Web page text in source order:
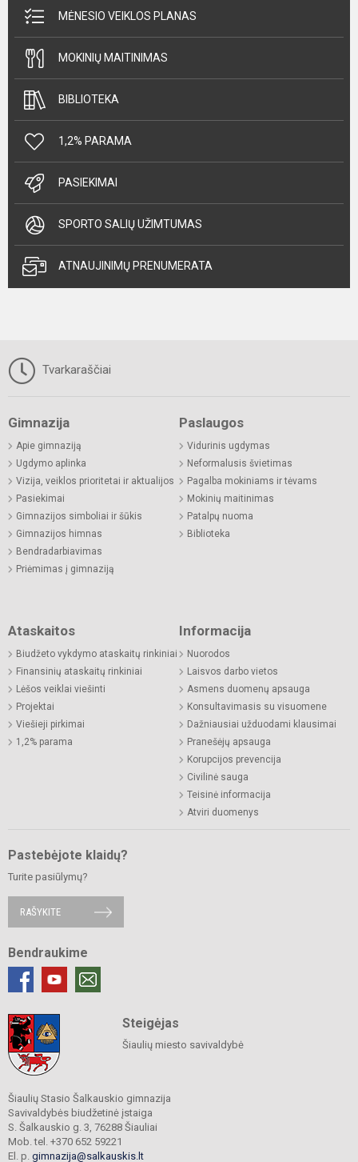
MĖNESIO VEIKLOS PLANAS
MOKINIŲ MAITINIMAS
BIBLIOTEKA
1,2% PARAMA
PASIEKIMAI
SPORTO SALIŲ UŽIMTUMAS
ATNAUJINIMŲ PRENUMERATA
Tvarkaraščiai
Gimnazija
Apie gimnaziją
Ugdymo aplinka
Vizija, veiklos prioritetai ir aktualijos
Pasiekimai
Gimnazijos simboliai ir šūkis
Gimnazijos himnas
Bendradarbiavimas
Priėmimas į gimnaziją
Paslaugos
Vidurinis ugdymas
Neformalusis švietimas
Pagalba mokiniams ir tėvams
Mokinių maitinimas
Patalpų nuoma
Biblioteka
Ataskaitos
Biudžeto vykdymo ataskaitų rinkiniai
Finansinių ataskaitų rinkiniai
Lėšos veiklai viešinti
Projektai
Viešieji pirkimai
1,2% parama
Informacija
Nuorodos
Laisvos darbo vietos
Asmens duomenų apsauga
Konsultavimasis su visuomene
Dažniausiai užduodami klausimai
Pranešėjų apsauga
Korupcijos prevencija
Civilinė sauga
Teisinė informacija
Atviri duomenys
Pastebėjote klaidų?
Turite pasiūlymų?
RAŠYKITE
Bendraukime
Steigėjas
Šiaulių miesto savivaldybė
Šiaulių Stasio Šalkauskio gimnazija
Savivaldybės biudžetinė įstaiga
S. Šalkauskio g. 3, 76288 Šiauliai
Mob. tel. +370 652 59221
El. p. gimnazija@salkauskis.lt